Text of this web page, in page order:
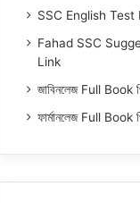
SSC English
Fahad SSC
Link
জাবিনলেজ Full Book
ফার্মানলেজ Full Book